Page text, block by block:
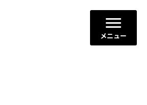
メニュー